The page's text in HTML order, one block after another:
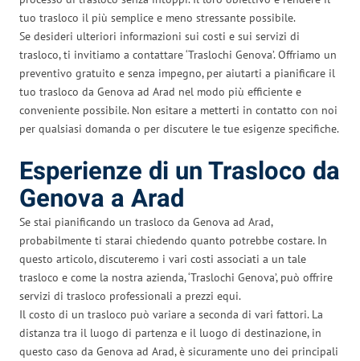
tuo trasloco il più semplice e meno stressante possibile.
Se desideri ulteriori informazioni sui costi e sui servizi di
trasloco, ti invitiamo a contattare ‘Traslochi Genova’. Offriamo un
preventivo gratuito e senza impegno, per aiutarti a pianificare il
tuo trasloco da Genova ad Arad nel modo più efficiente e
conveniente possibile. Non esitare a metterti in contatto con noi
per qualsiasi domanda o per discutere le tue esigenze specifiche.
Esperienze di un Trasloco da
Genova a Arad
Se stai pianificando un trasloco da Genova ad Arad,
probabilmente ti starai chiedendo quanto potrebbe costare. In
questo articolo, discuteremo i vari costi associati a un tale
trasloco e come la nostra azienda, ‘Traslochi Genova’, può offrire
servizi di trasloco professionali a prezzi equi.
Il costo di un trasloco può variare a seconda di vari fattori. La
distanza tra il luogo di partenza e il luogo di destinazione, in
questo caso da Genova ad Arad, è sicuramente uno dei principali